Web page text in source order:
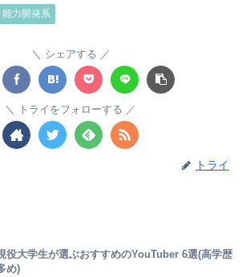
能力開発系
シェアする
トライをフォローする
トライ
役大学生が選ぶおすすめのYouTuber 6選(高学歴
め)